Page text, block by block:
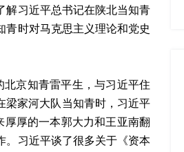
解习近平总书记在陕北当知青
青时对马克思主义理论和党史
京知青雷平生，与习近平住
梁家河大队当知青时，习近平
厚厚的一本郭大力和王亚南翻
。习近平谈了很多关于《资本